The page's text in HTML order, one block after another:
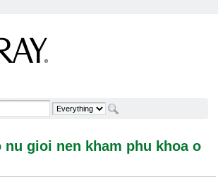
gioi nen kham phu khoa o ha noi -
nu gioi nen kham phu khoa o